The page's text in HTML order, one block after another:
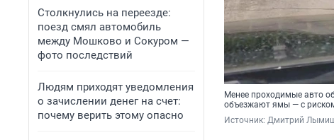
Столкнулись на переезде:
поезд смял автомобиль
между Мошково и Сокуром —
фото последствий
Людям приходят уведомления
о зачислении денег на счет:
почему верить этому опасно
Менее проходимые авто
объезжают ямы — с
Источник: Дмитрий